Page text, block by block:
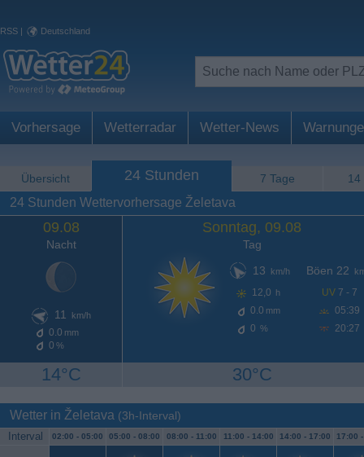
RSS | Deutschland
Vorhersage Wetterradar Wetter-News
Übersicht 24 Stunden 7 Tage 14
24 Stunden Wettervorhersage Želetava
09.08
Nacht
11 km/h
0.0 mm
0 %
14°C
Sonntag, 09.08
Tag
13
km/h
12,0 h
0.0 mm
0 %
Böen 22
UV 7 - 7
05:39
20:27
30°C
Wetter in Želetava (3h-Interval)
Interval 02:00 - 05:00 05:00 - 08:00 08:00 - 11:00 11:00 - 14:00 14:00 - 17:00 17:00